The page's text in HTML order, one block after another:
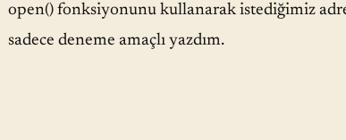
open() fonksiyonunu kullanarak istediğimiz
sadece deneme amaçlı yazdım.